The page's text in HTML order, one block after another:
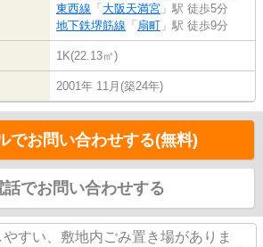
東西線 「 大阪天満宮 」駅 徒歩5分
地下鉄堺筋線 「 扇町 」駅 徒歩9分
1K(22.13㎡)
2001年 11月(築24年)
でお問い合わせする(無料)
話でお問い合わせする
すい、敷地内ごみ置き場がありま